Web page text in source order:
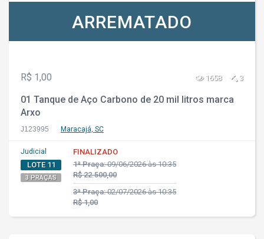
ARREMATADO
R$ 1,00 1658 3
01 Tanque de Aço Carbono de 20 mil litros marca
Arxo
J123995 Maracajá, SC
Judicial
LOTE 11
3 PRAÇAS
FINALIZADO
1ª Praça:09/06/2026 às 10:35
R$ 22.500,00
3ª Praça:02/07/2026 às 10:35
R$ 1,00